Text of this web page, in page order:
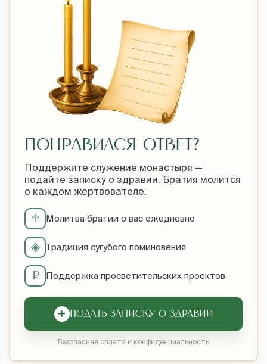
ПОНРАВИЛСЯ ОТВЕТ?
Поддержите служение монастыря —
подайте записку о здравии. Братия молится
о каждом жертвователе.
♱ Молитва братии о вас ежедневно
◈ Традиция сугубого поминовения
₽ Поддержка просветительских проектов
+ ПОДАТЬ ЗАПИСКУ О ЗДРАВИИ
Безопасная оплата и конфиденциальность